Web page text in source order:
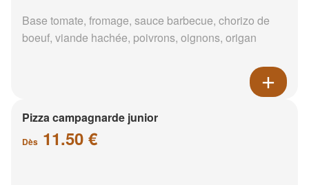
Base tomate, fromage, sauce barbecue, chorizo de
boeuf, viande hachée, poivrons, oignons, origan
Pizza campagnarde junior
Dès 11.50 €